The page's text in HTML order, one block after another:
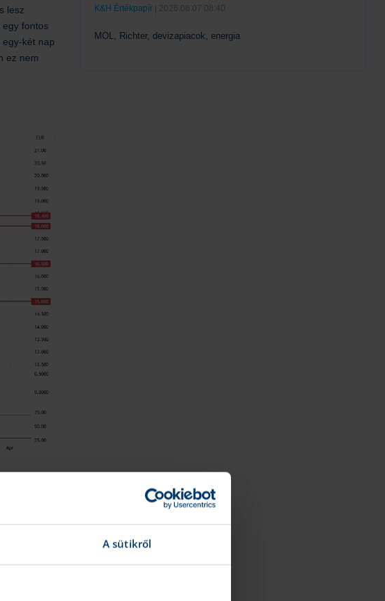
A sütikről
lesz
fontos
két nap
ez nem
amiből
szint
célár
K&H Értékpapír | 2026.08.07 08:40
MOL, Richter, devizapiacok, energia